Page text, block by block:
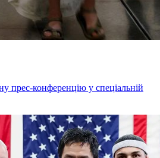
прес-конференцію у спеціальній